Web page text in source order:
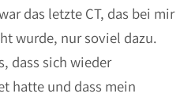
das letzte CT, das bei mir
wurde, nur soviel dazu.
dass sich wieder
hatte und dass mein